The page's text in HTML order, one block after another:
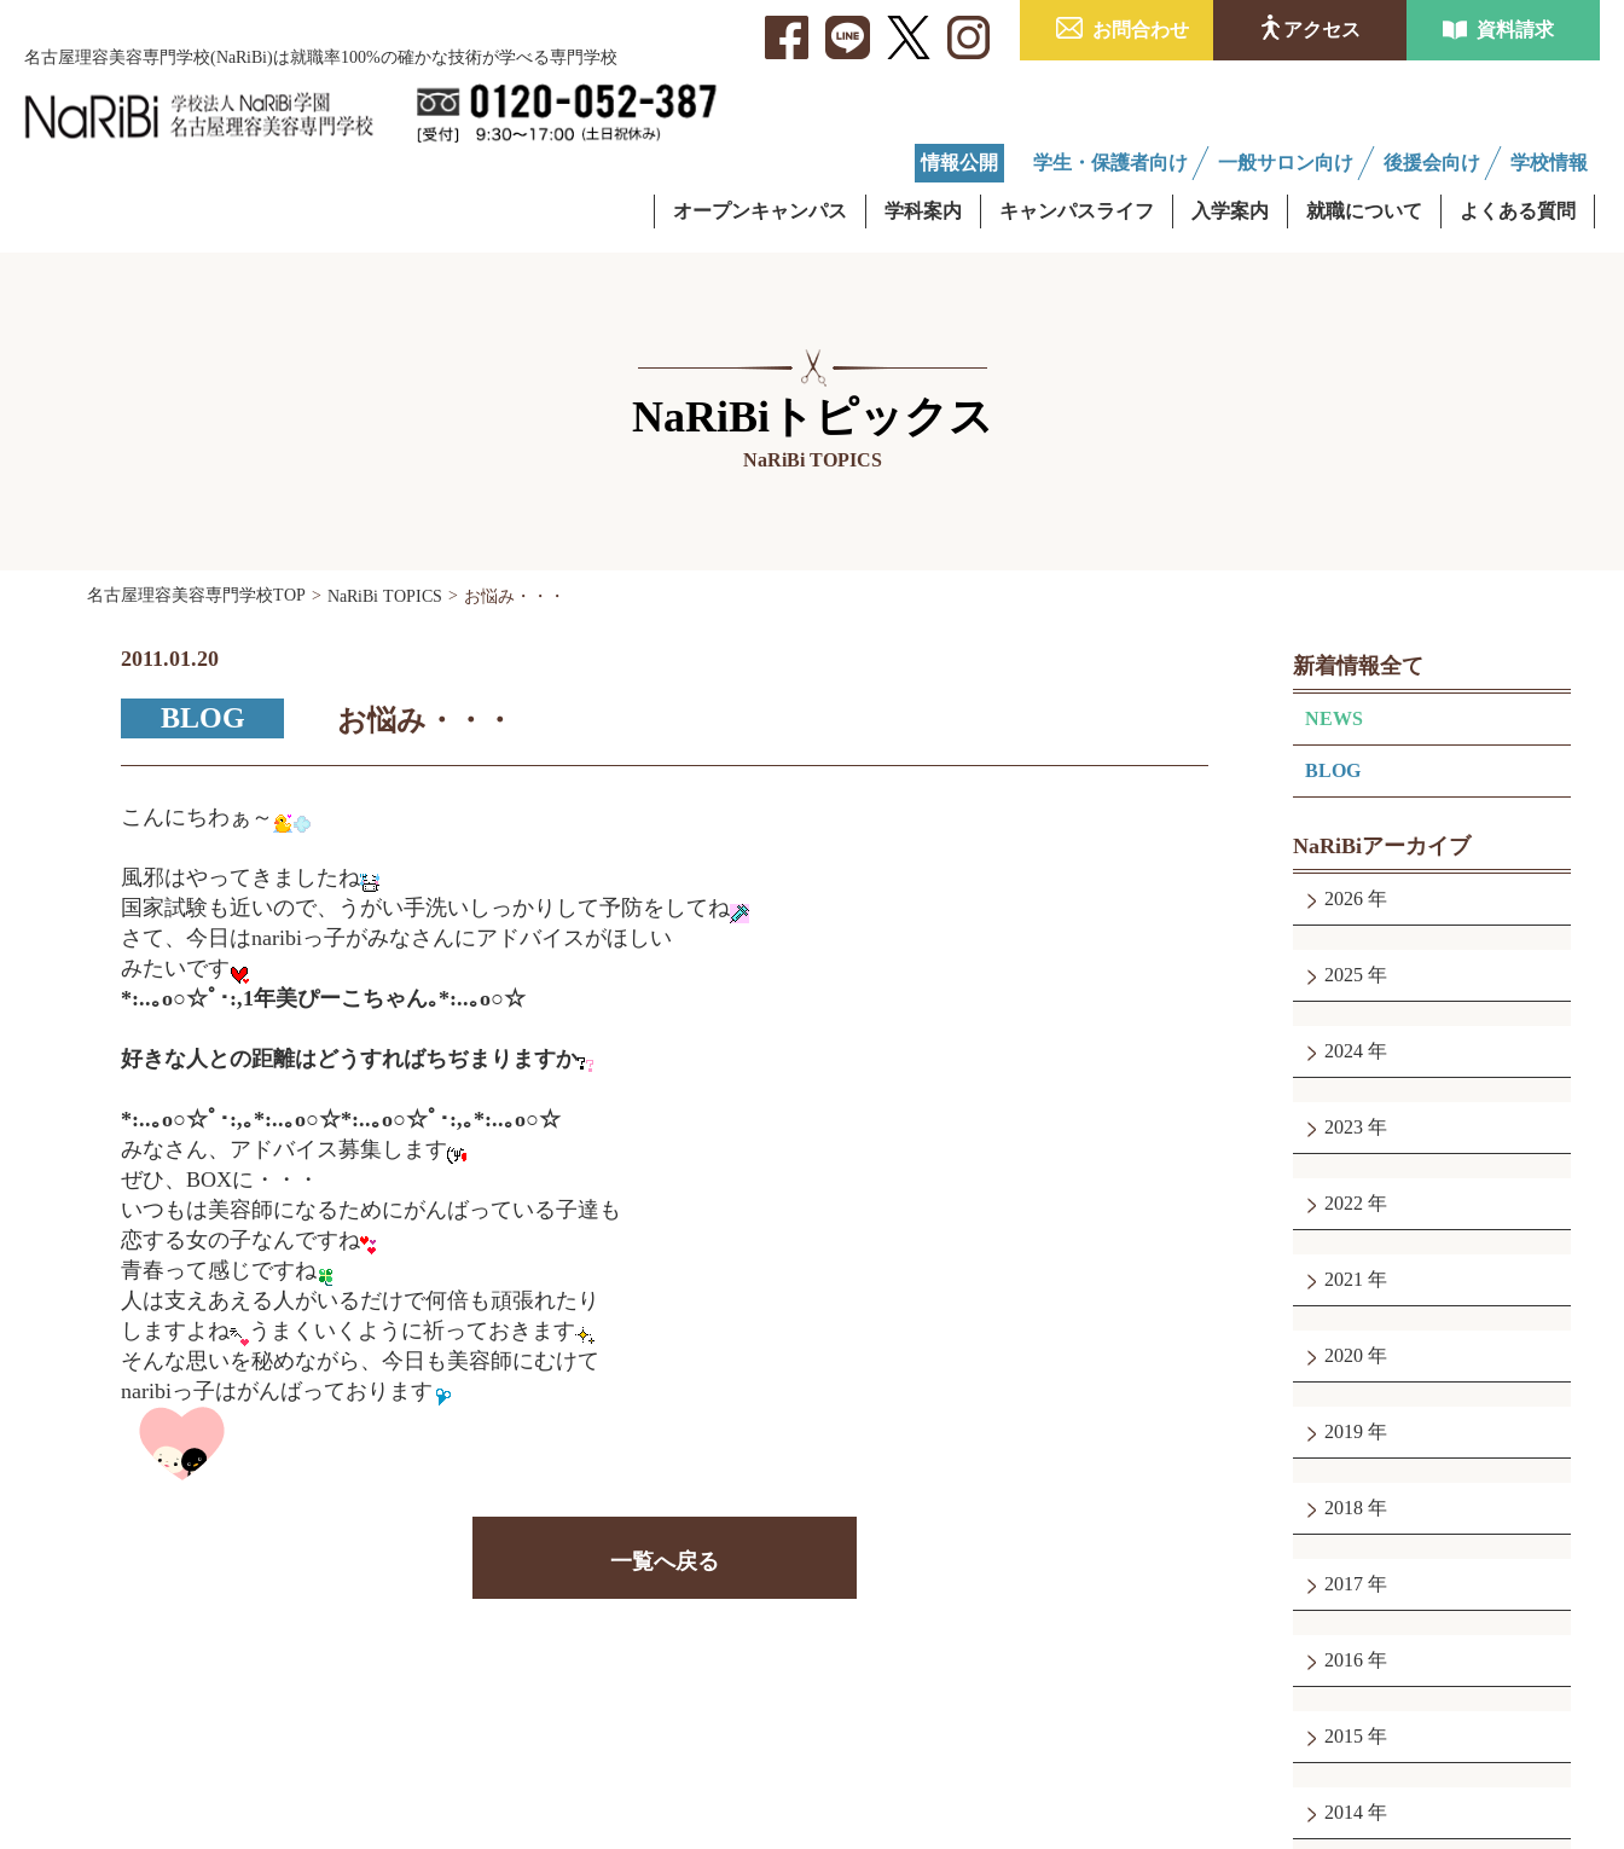
名古屋理容美容専門学校(NaRiBi)は就職率100%の確かな技術が学べる専門学校
お問合わせ アクセス 資料請求
情報公開 学生・保護者向け 一般サロン向け 後援会向け 学校情報
オープンキャンパス 学科案内
通信課程
キャンパスライフ
キャンパスライフ
入学案内
学費について
就職について
OG・OBインタビュー
よくある質問
NaRiBiトピックス
NaRiBi TOPICS
名古屋理容美容専門学校TOP NaRiBi TOPICS お悩み・・・
2011.01.20
BLOG お悩み・・・
こんにちわぁ～
風邪はやってきましたね
国家試験も近いので、うがい手洗いしっかりして予防をしてね
さて、今日はnaribiっ子がみなさんにアドバイスがほしい
みたいです
*:..｡o○☆ﾟ･:,1年美ぴーこちゃん｡*:..｡o○☆
好きな人との距離はどうすればちぢまりますか
*:..｡o○☆ﾟ･:,｡*:..｡o○☆*:..｡o○☆ﾟ･:,｡*:..｡o○☆
みなさん、アドバイス募集します
ぜひ、BOXに・・・
いつもは美容師になるためにがんばっている子達も
恋する女の子なんですね
青春って感じですね
人は支えあえる人がいるだけで何倍も頑張れたり
しますよね
うまくいくように祈っておきます
そんな思いを秘めながら、今日も美容師にむけて
naribiっ子はがんばっております
一覧へ戻る
新着情報全て
NEWS
BLOG
NaRiBiアーカイブ
2026
2025
2024
2023
2022
2021
2020
2019
2018
2017
2016
2015
2014